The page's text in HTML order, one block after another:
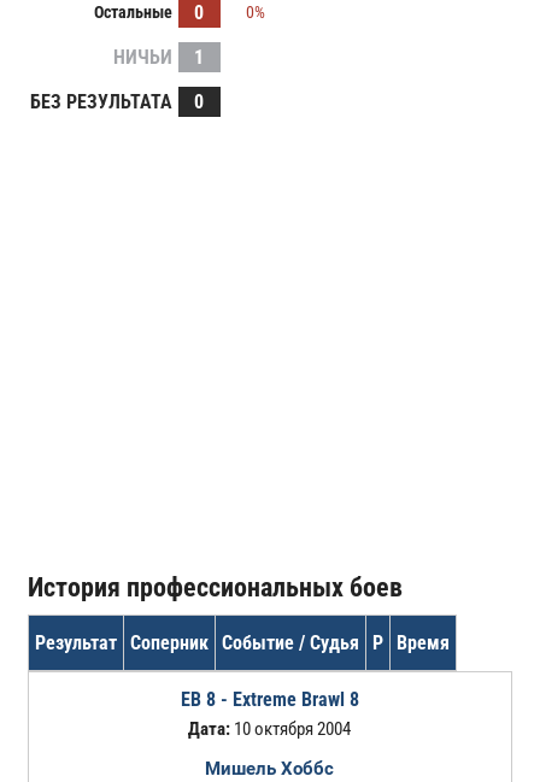
Остальные
0 0%
НИЧЬИ
1
БЕЗ РЕЗУЛЬТАТА
0
История профессиональных боев
Результат Соперник Событие / Судья Р Время
EB 8 - Extreme Brawl 8
Дата: 10 октября 2004
Мишель Хоббс